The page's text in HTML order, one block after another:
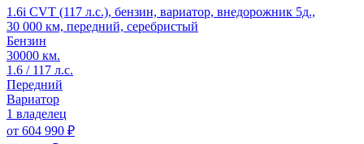
1.6i CVT (117 л.с.), бензин, вариатор, внедорожник 5д.,
30 000 км, передний, серебристый
Бензин
30000 км.
1.6 / 117 л.с.
Передний
Вариатор
1 владелец
от 604 990 ₽